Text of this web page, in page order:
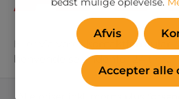
Eller via vores kontaktformular
henvendelser indenfor 24 timer
Afvis
Accepter alle